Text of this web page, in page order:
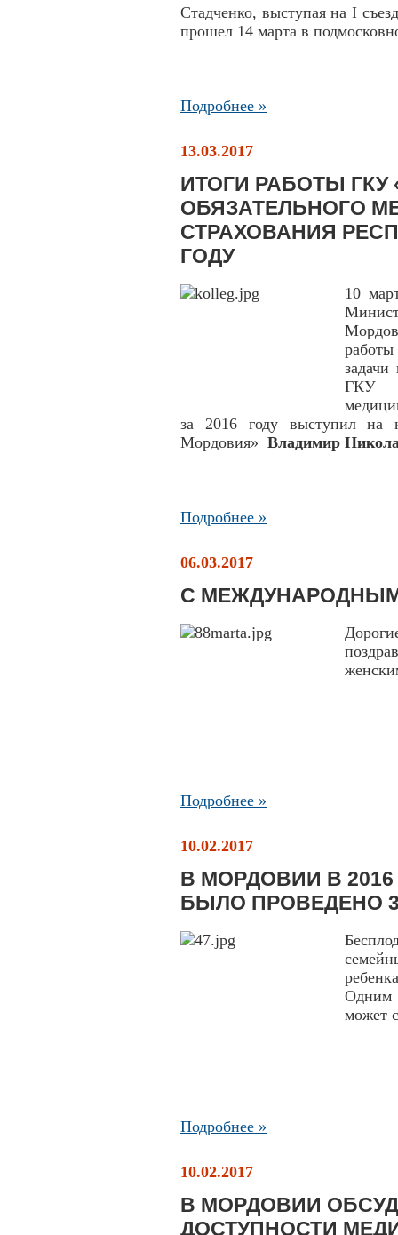
Стадченко, выступая на I
прошел 14 марта в
Подробнее »
13.03.2017
ИТОГИ РАБОТЫ
ОБЯЗАТЕЛЬНОГО
СТРАХОВАНИЯ
ГОДУ
10
ГКУ
за 2016 году выступил на
Мордовия» Владимир
Подробнее »
06.03.2017
С
Подробнее »
10.02.2017
В МОРДОВИИ В
БЫЛО ПРОВЕДЕНО
Одним
может
Подробнее »
10.02.2017
В МОРДОВИИ
ДОСТУПНОСТИ